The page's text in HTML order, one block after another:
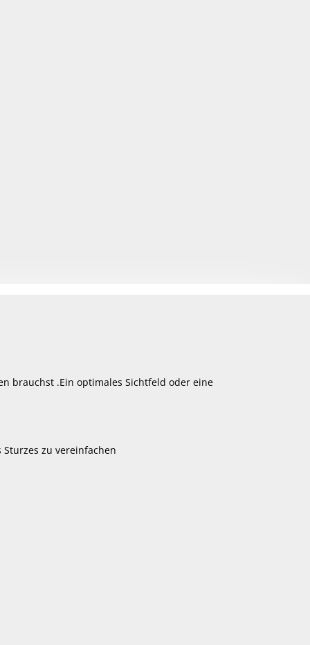
brauchst .Ein optimales Sichtfeld oder eine
zu vereinfachen